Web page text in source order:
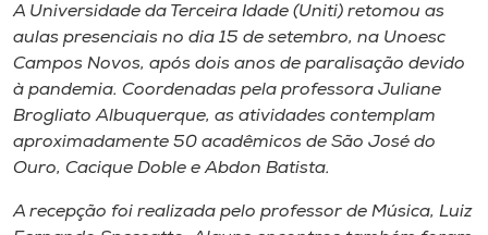
Museu
Unoesc
Store
A Universidade da Terceira Idade (Uniti) retomou as
aulas presenciais no dia 15 de setembro, na Unoesc
Campos Novos, após dois anos de paralisação devido
à pandemia. Coordenadas pela professora Juliane
Brogliato Albuquerque, as atividades contemplam
aproximadamente 50 acadêmicos de São José do
Ouro, Cacique Doble e Abdon Batista.
A recepção foi realizada pelo professor de Música, Luiz